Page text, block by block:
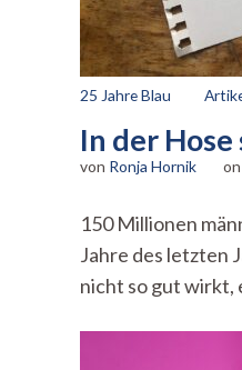
25 Jahre Blau
In der
von Ronja Hornik on
150 Millionen
Jahre des letzten
nicht so gut wirkt,